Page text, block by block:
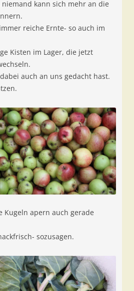
kann sich mehr an die
reiche Ernte- so auch im
Kisten im Lager, die jetzt
auch an uns gedacht hast.
Kugeln apern auch gerade
sozusagen.